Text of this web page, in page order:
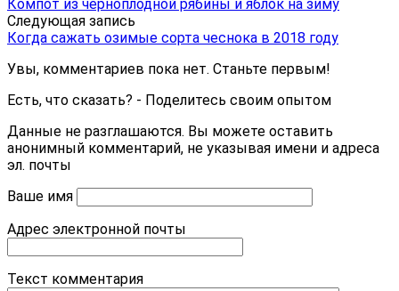
Компот из черноплодной рябины и яблок на зиму
Следующая запись
Когда сажать озимые сорта чеснока в 2018 году
Увы, комментариев пока нет. Станьте первым!
Есть, что сказать? - Поделитесь своим опытом
Данные не разглашаются. Вы можете оставить
анонимный комментарий, не указывая имени и адреса
эл. почты
Ваше имя
Адрес электронной почты
Текст комментария